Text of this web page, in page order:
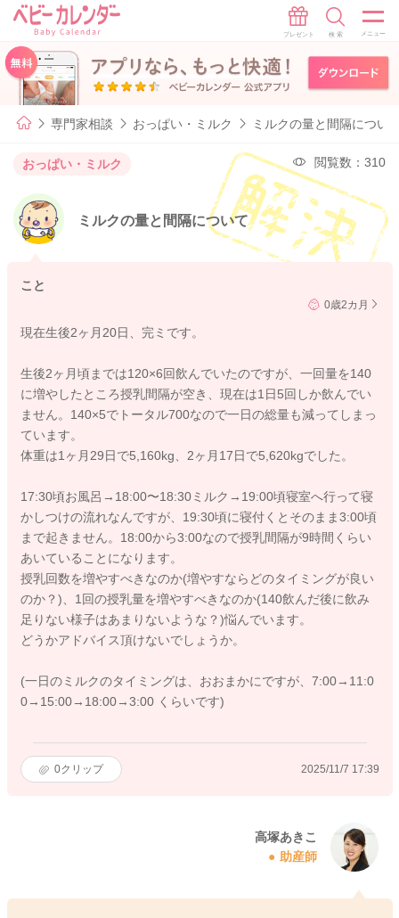
専門家相談 おっぱい・ミルク ミルクの量と間隔につい
おっぱい・ミルク 閲覧数：310
ミルクの量と間隔について
こと
0歳2カ月
現在生後2ヶ月20日、完ミです。
生後2ヶ月頃までは120×6回飲んでいたのですが、一回量を140
に増やしたところ授乳間隔が空き、現在は1日5回しか飲んでい
ません。140×5でトータル700なので一日の総量も減ってしまっ
ています。
体重は1ヶ月29日で5,160kg、2ヶ月17日で5,620kgでした。
17:30頃お風呂→18:00〜18:30ミルク→19:00頃寝室へ行って寝
かしつけの流れなんですが、19:30頃に寝付くとそのまま3:00頃
まで起きません。18:00から3:00なので授乳間隔が9時間くらい
あいていることになります。
授乳回数を増やすべきなのか(増やすならどのタイミングが良い
のか？)、1回の授乳量を増やすべきなのか(140飲んだ後に飲み
足りない様子はあまりないような？)悩んでいます。
どうかアドバイス頂けないでしょうか。
(一日のミルクのタイミングは、おおまかにですが、7:00→11:0
0→15:00→18:00→3:00 くらいです)
0クリップ 2025/11/7 17:39
高塚あきこ
助産師